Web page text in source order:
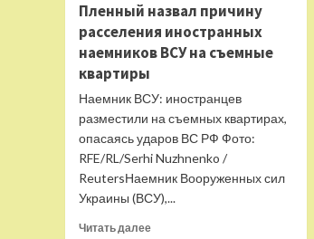
Пленный назвал причину
расселения иностранных
наемников ВСУ на съемные
квартиры
Наемник ВСУ: иностранцев
разместили на съемных квартирах,
опасаясь ударов ВС РФ Фото:
RFE/RL/Serhi Nuzhnenko /
ReutersНаемник Вооруженных сил
Украины (ВСУ),...
Читать далееПрочитать